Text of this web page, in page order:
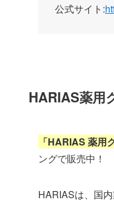
公式サイト:
HARIAS薬用
「HARIAS 薬用
ングで販売中！
HARIASは、国